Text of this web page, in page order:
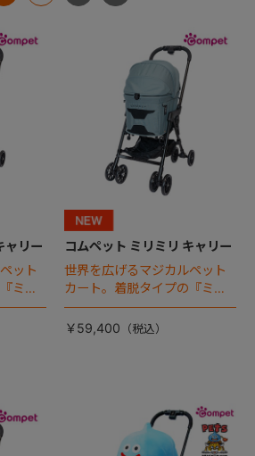
ャリー
ット
ミリ
ースカ
コムペット ミリミリ キャリー
世界を広げるマジカルペット
カート。着脱タイプの『ミリ
ミリ キャリー』 からアースカ
ラーが登場！
￥59,400